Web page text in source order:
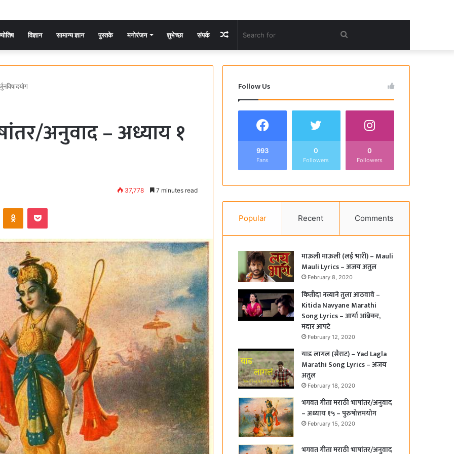
विज्ञान सामान्य ज्ञान पुस्तके मनोरंजन शुभेच्छा संपर्क Search
for
Random
Article
अनुवाद – अध्याय १
37,778 7 minutes read
Follow Us
993
Fans
0
Followers
0
Followers
Popular Recent Comments
माऊली माऊली (लई भारी) – Mauli
Mauli Lyrics – अजय अतुल
February 8, 2020
कितीदा नव्याने तुला आठवावे –
Kitida Navyane Marathi
Song Lyrics – आर्या आंबेकर,
मंदार आपटे
February 12, 2020
याड लागल (सैराट) – Yad Lagla
Marathi Song Lyrics – अजय
अतुल
February 18, 2020
भगवत गीता मराठी भाषांतर/अनुवाद
– अध्याय १५ – पुरुषोत्तमयोग
February 15, 2020
भगवत गीता मराठी भाषांतर/अनुवाद